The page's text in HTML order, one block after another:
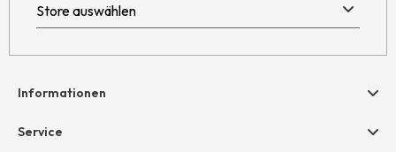
Informationen
Hilfe & Kontakt
Service